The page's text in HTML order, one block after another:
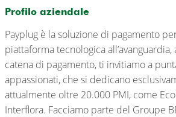
Profilo aziendale
Payplug è la soluzione di pagamento
piattaforma tecnologica
catena di pagamento, ti invitiamo a
appassionati, che si dedicano
attualmente oltre 20.000 PMI, come
Interflora. Facciamo parte del Groupe